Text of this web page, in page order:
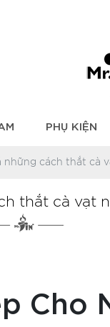
PHỤ KIỆN
những cách thắt cà
thắt cà vạt
Cho